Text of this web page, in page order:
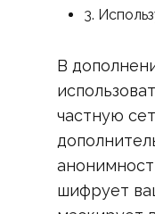
3.
В
частную
шифрует